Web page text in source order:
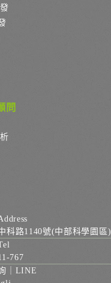
問
科路1140號(中部科學園區)
767
｜LINE